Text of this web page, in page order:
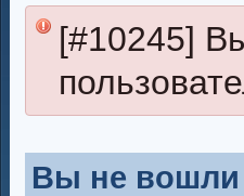
[#10245]
Вы не вошли